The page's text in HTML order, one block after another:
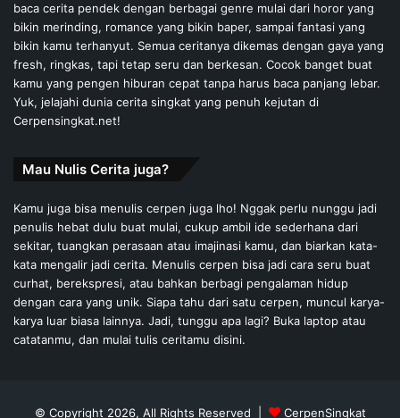
baca cerita pendek dengan berbagai genre mulai dari horor yang
bikin merinding, romance yang bikin baper, sampai fantasi yang
bikin kamu terhanyut. Semua ceritanya dikemas dengan gaya yang
fresh, ringkas, tapi tetap seru dan berkesan. Cocok banget buat
kamu yang pengen hiburan cepat tanpa harus baca panjang lebar.
Yuk, jelajahi dunia cerita singkat yang penuh kejutan di
Cerpensingkat.net!
Mau Nulis Cerita juga?
Kamu juga bisa menulis cerpen juga lho! Nggak perlu nunggu jadi
penulis hebat dulu buat mulai, cukup ambil ide sederhana dari
sekitar, tuangkan perasaan atau imajinasi kamu, dan biarkan kata-
kata mengalir jadi cerita. Menulis cerpen bisa jadi cara seru buat
curhat, berekspresi, atau bahkan berbagi pengalaman hidup
dengan cara yang unik. Siapa tahu dari satu cerpen, muncul karya-
karya luar biasa lainnya. Jadi, tunggu apa lagi? Buka laptop atau
catatanmu, dan mulai tulis ceritamu disini.
© Copyright 2026, All Rights Reserved | CerpenSingkat